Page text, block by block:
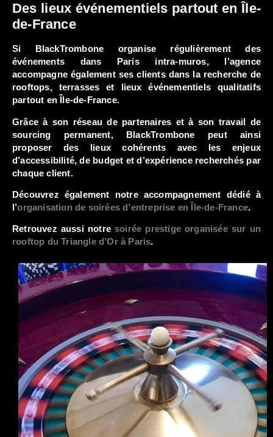
Des lieux événementiels partout en Île-
de-France
Si BlackTrombone organise régulièrement des
événements dans Paris intra-muros, l’agence
accompagne également ses clients dans la recherche de
rooftops, terrasses et lieux événementiels qualitatifs
partout en Île-de-France.
Grâce à son réseau de partenaires et à son travail de
sourcing permanent, BlackTrombone peut ainsi
proposer des lieux cohérents avec les enjeux
d’accessibilité, de budget et d’expérience recherchés par
chaque client.
Découvrez également notre accompagnement dédié à
l’organisation de soirées d’entreprise en Île-de-France.
Retrouvez aussi notresoirée prestige organisée sur un
rooftop du Triangle d’Or à Paris.